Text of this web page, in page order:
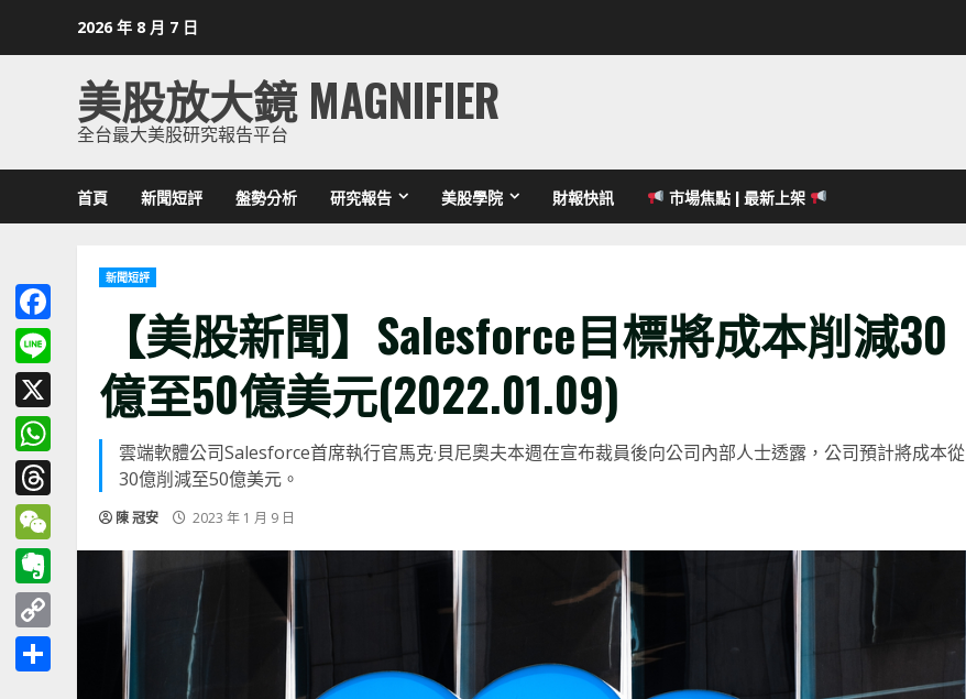
2026 年 8 月 7 日
美股放大鏡 MAGNIFIER
全台最大美股研究報告平台
首頁 新聞短評 盤勢分析 研究報告 美股學院 財報快訊 市場焦點 | 最新上架
新聞短評
【美股新聞】Salesforce目標將成本削減30
億至50億美元(2022.01.09)
雲端軟體公司Salesforce首席執行官馬克·貝尼奧夫本週在宣布裁員後向公司內部人士透露，公司預計將成本從
30億削減至50億美元。
陳 冠安 2023 年 1 月 9 日
Facebook
Line
X
WhatsApp
Threads
WeChat
Evernote
Copy